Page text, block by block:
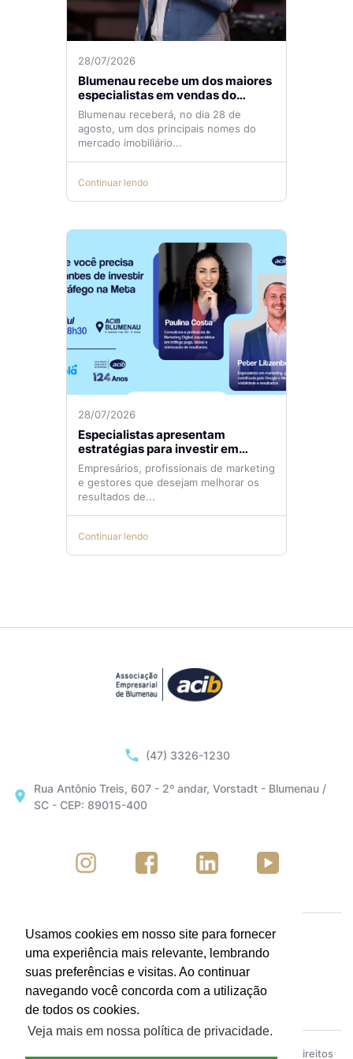
28/07/2026
Blumenau recebe um dos maiores
especialistas em vendas do
mercado imobiliário
Blumenau receberá, no dia 28 de
agosto, um dos principais nomes do
mercado imobiliário...
Continuar lendo
28/07/2026
Especialistas apresentam
estratégias para investir em
tráfego pago com mais eficiência
Empresários, profissionais de marketing
e gestores que desejam melhorar os
resultados de...
Continuar lendo
(47) 3326-1230
Rua Antônio Treis, 607 - 2º andar, Vorstadt - Blumenau /
SC - CEP: 89015-400
ACIB - Associação Empresarial de Blumenau © Todos os direitos
Usamos cookies em nosso site para fornecer
uma experiência mais relevante, lembrando
suas preferências e visitas. Ao continuar
navegando você concorda com a utilização
de todos os cookies.
Veja mais em nossa política de privacidade.